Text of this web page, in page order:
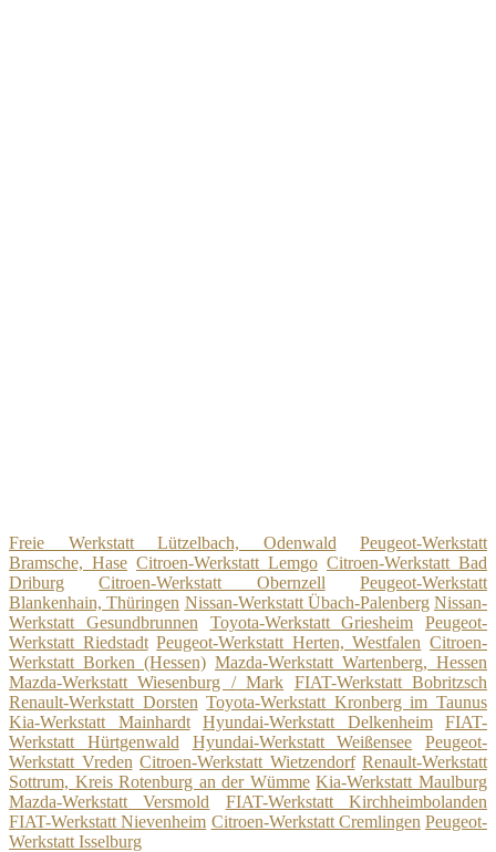
Freie Werkstatt Lützelbach, Odenwald
Peugeot-Werkstatt
Bramsche, Hase Citroen-Werkstatt Lemgo Citroen-Werkstatt Bad
Driburg
Citroen-Werkstatt Obernzell
Peugeot-Werkstatt
Blankenhain, Thüringen Nissan-Werkstatt Übach-Palenberg Nissan-
Werkstatt Gesundbrunnen
Toyota-Werkstatt Griesheim
Peugeot-
Werkstatt Riedstadt Peugeot-Werkstatt Herten, Westfalen Citroen-
Werkstatt Borken (Hessen) Mazda-Werkstatt Wartenberg, Hessen
Mazda-Werkstatt Wiesenburg / Mark FIAT-Werkstatt Bobritzsch
Renault-Werkstatt Dorsten Toyota-Werkstatt Kronberg im Taunus
Kia-Werkstatt Mainhardt
Hyundai-Werkstatt Delkenheim
FIAT-
Werkstatt Hürtgenwald
Hyundai-Werkstatt Weißensee
Peugeot-
Werkstatt Vreden Citroen-Werkstatt Wietzendorf Renault-Werkstatt
Sottrum, Kreis Rotenburg an der Wümme Kia-Werkstatt Maulburg
Mazda-Werkstatt Versmold
FIAT-Werkstatt Kirchheimbolanden
FIAT-Werkstatt Nievenheim Citroen-Werkstatt Cremlingen Peugeot-
Werkstatt Isselburg